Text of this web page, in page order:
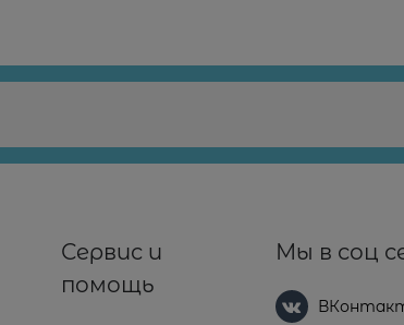
Сервис и
помощь
Мы в соц